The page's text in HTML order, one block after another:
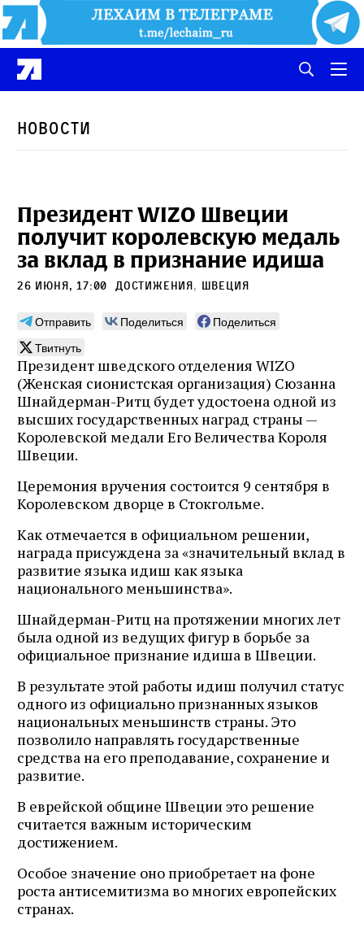
Новости
Президент WIZO Швеции
получит королевскую медаль
за вклад в признание идиша
26 июня, 17:00 Достижения, Швеция
Отправить Поделиться
Поделиться
Твитнуть
Президент шведского отделения WIZO
(Женская сионистская организация) Сюзанна
Шнайдерман-Ритц будет удостоена одной из
высших государственных наград страны —
Королевской медали Его Величества Короля
Швеции.
Церемония вручения состоится 9 сентября в
Королевском дворце в Стокгольме.
Как отмечается в официальном решении,
награда присуждена за «значительный вклад в
развитие языка идиш как языка
национального меньшинства».
Шнайдерман-Ритц на протяжении многих лет
была одной из ведущих фигур в борьбе за
официальное признание идиша в Швеции.
В результате этой работы идиш получил статус
одного из официально признанных языков
национальных меньшинств страны. Это
позволило направлять государственные
средства на его преподавание, сохранение и
развитие.
В еврейской общине Швеции это решение
считается важным историческим
достижением.
Особое значение оно приобретает на фоне
роста антисемитизма во многих европейских
странах.